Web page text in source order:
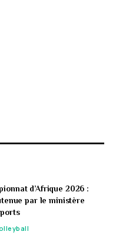
d’Afrique 2026 :
par le ministère